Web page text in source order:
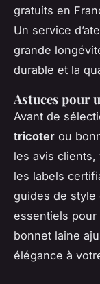
gratuits en
Un service
grande
durable et la
Astuces pour
Avant de
tricoter ou
les avis
les labels
guides de style
essentiels pour
bonnet laine
élégance à